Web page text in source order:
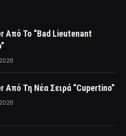
Από Το “Bad Lieutenant
Από Τη Νέα Σειρά “Cupertino”